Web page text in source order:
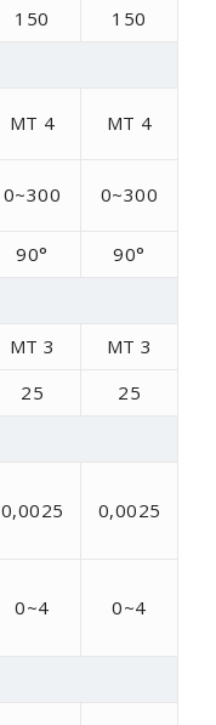
150
150
МТ 4 МТ 4
0~300 0~300
90°
90°
МТ 3
МТ 3
25
25
0,0025 0,0025
0~4 0~4